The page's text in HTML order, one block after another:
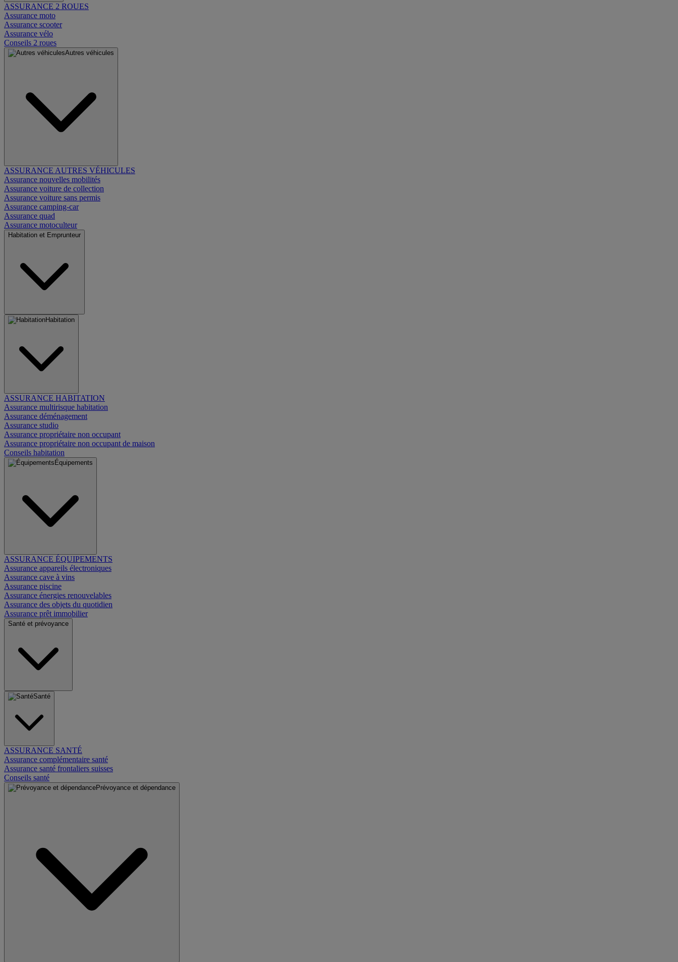
ASSURANCE 2 ROUES
Assurance moto
Assurance scooter
Assurance vélo
Conseils 2 roues
Autres véhicules
ASSURANCE AUTRES VÉHICULES
Assurance nouvelles mobilités
Assurance voiture de collection
Assurance voiture sans permis
Assurance camping-car
Assurance quad
Assurance motoculteur
Habitation et Emprunteur
Habitation
ASSURANCE HABITATION
Assurance multirisque habitation
Assurance déménagement
Assurance studio
Assurance propriétaire non occupant
Assurance propriétaire non occupant de maison
Conseils habitation
Équipements
ASSURANCE ÉQUIPEMENTS
Assurance appareils électroniques
Assurance cave à vins
Assurance piscine
Assurance énergies renouvelables
Assurance des objets du quotidien
Assurance prêt immobilier
Santé et prévoyance
Santé
ASSURANCE SANTÉ
Assurance complémentaire santé
Assurance santé frontaliers suisses
Conseils santé
Prévoyance et dépendance